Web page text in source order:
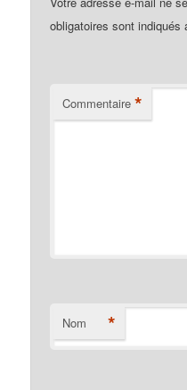
obligatoires sont
Commentaire *
Nom *